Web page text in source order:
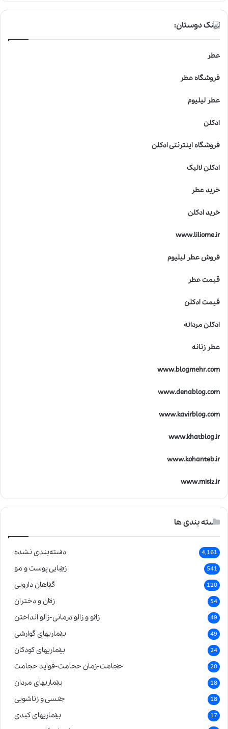
لینک دوستان:
عطر
فروشگاه عطر
عطر لیلیوم
ادکلن
فروشگاه اینترنتی ادکلن
ادکلن لالیک
خرید عطر
خرید ادکلن
www.liliome.ir
فروش عطر لیلیوم
قیمت عطر
قیمت ادکلن
ادکلن مردانه
عطر زنانه
www.blogmehr.com
www.denablog.com
www.kavirblog.com
www.khatblog.ir
www.kohanteb.ir
www.misiz.ir
دسته بندی ها
دسته‌بندی نشده 4,161
زیبایی پوست و مو 541
گیاهان دارویی 120
زنان و دختران 54
زالو و زالو درمانی-زالو انداختن 49
بیماریهای گوارشی 49
بیماریهای کودکان 24
حجامت-زمان حجامت-فواید حجامت 20
بیماریهای مردان 18
جنسی و زناشویی 18
بیماریهای کبدی 17